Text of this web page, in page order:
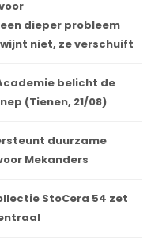
dieper probleem
niet, ze verschuift
belicht de
(Tienen, 21/08)
duurzame
Mekanders
StoCera 54 zet